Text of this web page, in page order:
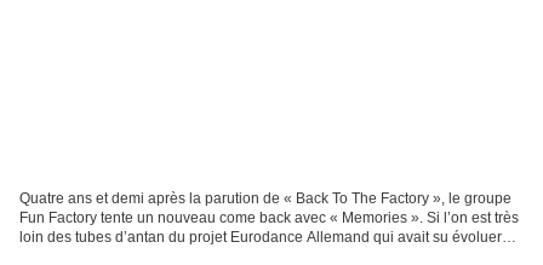
Quatre ans et demi après la parution de « Back To The Factory », le groupe
Fun Factory tente un nouveau come back avec « Memories ». Si l’on est très
loin des tubes d’antan du projet Eurodance Allemand qui avait su évoluer